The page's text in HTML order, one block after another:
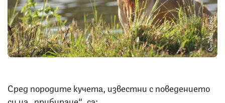
Снимка: iStock
Сред породите кучета, известни с поведението
си на „прибиране“, са: